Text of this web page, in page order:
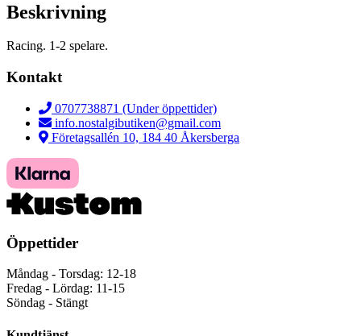
Beskrivning
Racing. 1-2 spelare.
Kontakt
0707738871 (Under öppettider)
info.nostalgibutiken@gmail.com
Företagsallén 10, 184 40 Åkersberga
Öppettider
Måndag - Torsdag: 12-18
Fredag - Lördag: 11-15
Söndag - Stängt